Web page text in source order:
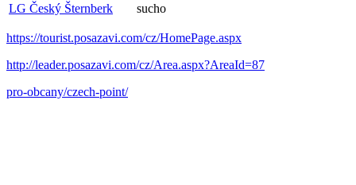
LG Český Šternberk
sucho
https://tourist.posazavi.com/cz/HomePage.aspx
http://leader.posazavi.com/cz/Area.aspx?AreaId=87
pro-obcany/czech-point/